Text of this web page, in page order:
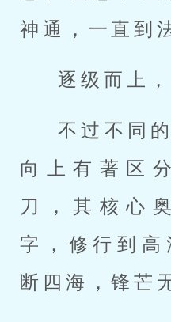
神通，一直到
逐级而上
不过不同
向上有著区
刀，其核心
字，修行到高
断四海，锋芒